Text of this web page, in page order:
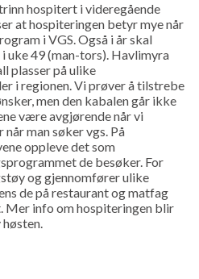
hospitert i videregående
at hospiteringen betyr mye når
i VGS. Også i år skal
uke 49 (man-tors). Havlimyra
plasser på ulike
i regionen. Vi prøver å tilstrebe
men den kabalen går ikke
være avgjørende når vi
man søker vgs. På
oppleve det som
de besøker. For
og gjennomfører ulike
de på restaurant og matfag
Mer info om hospiteringen blir